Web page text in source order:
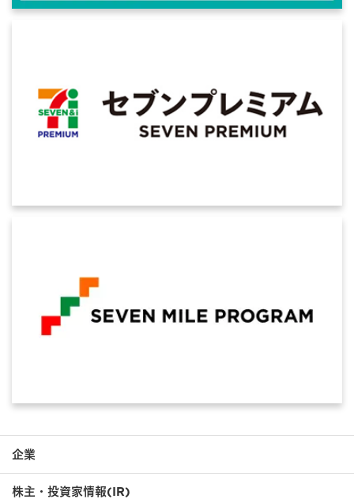
企業
株主・投資家情報(IR)